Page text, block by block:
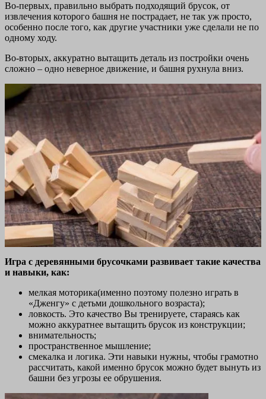
Во-первых, правильно выбрать подходящий брусок, от
извлечения которого башня не пострадает, не так уж просто,
особенно после того, как другие участники уже сделали не по
одному ходу.
Во-вторых, аккуратно вытащить деталь из постройки очень
сложно – одно неверное движение, и башня рухнула вниз.
Игра с деревянными брусочками развивает такие качества
и навыки, как:
мелкая моторика(именно поэтому полезно играть в
«Дженгу» с детьми дошкольного возраста);
ловкость. Это качество Вы тренируете, стараясь как
можно аккуратнее вытащить брусок из конструкции;
внимательность;
пространственное мышление;
смекалка и логика. Эти навыки нужны, чтобы грамотно
рассчитать, какой именно брусок можно будет вынуть из
башни без угрозы ее обрушения.